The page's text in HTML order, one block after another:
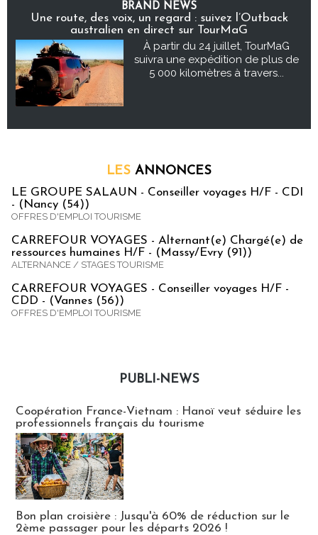
BRAND NEWS
Une route, des voix, un regard : suivez l’Outback
australien en direct sur TourMaG
À partir du 24 juillet, TourMaG
suivra une expédition de plus de
5 000 kilomètres à travers...
LES ANNONCES
LE GROUPE SALAUN - Conseiller voyages H/F - CDI
- (Nancy (54))
OFFRES D'EMPLOI TOURISME
CARREFOUR VOYAGES - Alternant(e) Chargé(e) de
ressources humaines H/F - (Massy/Evry (91))
ALTERNANCE / STAGES TOURISME
CARREFOUR VOYAGES - Conseiller voyages H/F -
CDD - (Vannes (56))
OFFRES D'EMPLOI TOURISME
PUBLI-NEWS
Coopération France-Vietnam : Hanoï veut séduire les
professionnels français du tourisme
Bon plan croisière : Jusqu'à 60% de réduction sur le
2ème passager pour les départs 2026 !